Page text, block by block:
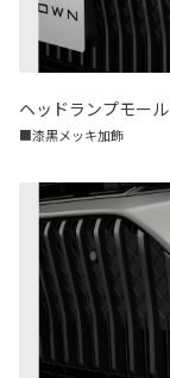
ヘッドランプモール
■漆黒メッキ加飾